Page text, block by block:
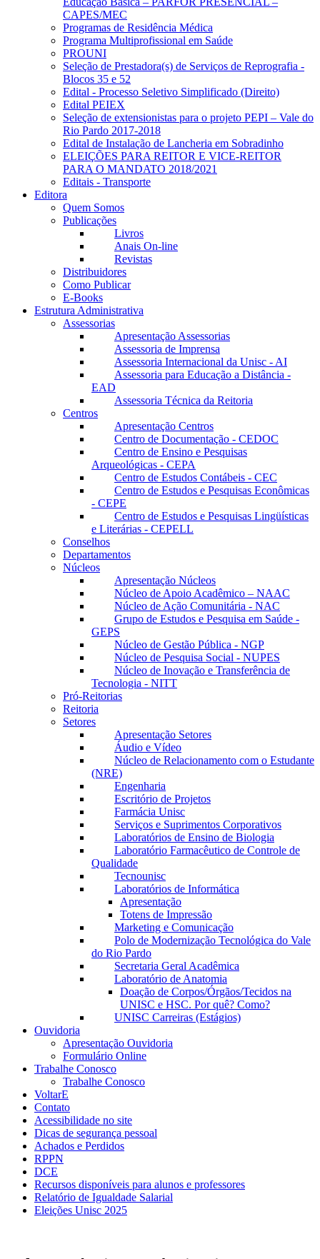
CAPES/MEC
Programas de Residência Médica
Programa Multiprofissional em Saúde
PROUNI
Seleção de Prestadora(s) de Serviços de Reprografia -
Blocos 35 e 52
Edital - Processo Seletivo Simplificado (Direito)
Edital PEIEX
Seleção de extensionistas para o projeto PEPI – Vale do
Rio Pardo 2017-2018
Edital de Instalação de Lancheria em Sobradinho
ELEIÇÕES PARA REITOR E VICE-REITOR
PARA O MANDATO 2018/2021
Editais - Transporte
Editora
Quem Somos
Publicações
Livros
Anais On-line
Revistas
Distribuidores
Como Publicar
E-Books
Estrutura Administrativa
Assessorias
Apresentação Assessorias
Assessoria de Imprensa
Assessoria Internacional da Unisc - AI
Assessoria para Educação a Distância -
EAD
Assessoria Técnica da Reitoria
Centros
Apresentação Centros
Centro de Documentação - CEDOC
Centro de Ensino e Pesquisas
Arqueológicas - CEPA
Centro de Estudos Contábeis - CEC
Centro de Estudos e Pesquisas Econômicas
- CEPE
Centro de Estudos e Pesquisas Lingüísticas
e Literárias - CEPELL
Conselhos
Departamentos
Núcleos
Apresentação Núcleos
Núcleo de Apoio Acadêmico – NAAC
Núcleo de Ação Comunitária - NAC
Grupo de Estudos e Pesquisa em Saúde -
GEPS
Núcleo de Gestão Pública - NGP
Núcleo de Pesquisa Social - NUPES
Núcleo de Inovação e Transferência de
Tecnologia - NITT
Pró-Reitorias
Reitoria
Setores
Apresentação Setores
Áudio e Vídeo
Núcleo de Relacionamento com o Estudante
(NRE)
Engenharia
Escritório de Projetos
Farmácia Unisc
Serviços e Suprimentos Corporativos
Laboratórios de Ensino de Biologia
Laboratório Farmacêutico de Controle de
Qualidade
Tecnounisc
Laboratórios de Informática
Apresentação
Totens de Impressão
Marketing e Comunicação
Polo de Modernização Tecnológica do Vale
do Rio Pardo
Secretaria Geral Acadêmica
Laboratório de Anatomia
Doação de Corpos/Órgãos/Tecidos na
UNISC e HSC. Por quê? Como?
UNISC Carreiras (Estágios)
Ouvidoria
Apresentação Ouvidoria
Formulário Online
Trabalhe Conosco
Trabalhe Conosco
VoltarE
Contato
Acessibilidade no site
Dicas de segurança pessoal
Achados e Perdidos
RPPN
DCE
Recursos disponíveis para alunos e professores
Relatório de Igualdade Salarial
Eleições Unisc 2025